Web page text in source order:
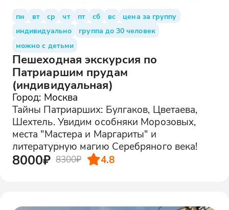
пн вт ср чт пт сб вс
цена за группу
индивидуально
группа до 30 человек
можно с детьми
Пешеходная экскурсия по
Патриаршим прудам
(индивидуальная)
Город: Москва
Тайны Патриарших: Булгаков, Цветаева,
Шехтель. Увидим особняки Морозовых,
места "Мастера и Маргариты" и
литературную магию Серебряного века!
8000₽ 8300₽ 4.8